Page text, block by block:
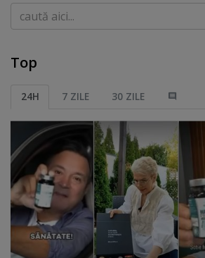
Caută
Top
24H 7 ZILE 30 ZILE